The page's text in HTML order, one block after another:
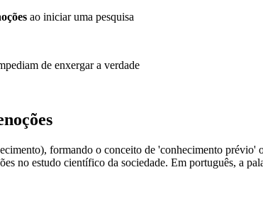
ao iniciar uma pesquisa
de enxergar a verdade
formando o conceito de 'conhecimento
no estudo científico da sociedade. Em português, a